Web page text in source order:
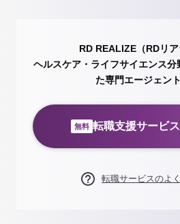
RD REALIZE（RDリ
ヘルスケア・ライフサイエンス
た専門エージェント
無料 転職支援サービ
転職サービスのよ